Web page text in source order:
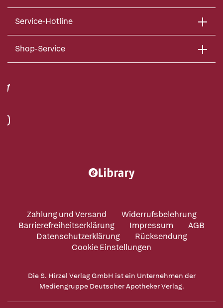
Service-Hotline
Shop-Service
Zahlung und Versand
Widerrufsbelehrung
Barrierefreiheitserklärung
Impressum
AGB
Datenschutzerklärung
Rücksendung
Cookie Einstellungen
Die S. Hirzel Verlag GmbH ist ein Unternehmen der
Mediengruppe Deutscher Apotheker Verlag.